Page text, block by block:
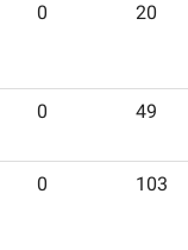
0 20
0 49
0 103